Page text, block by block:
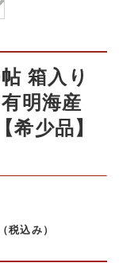
箱入り
明海産
希少品】
（税込み）